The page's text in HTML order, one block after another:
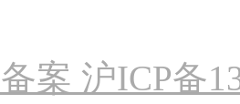
案 沪ICP备